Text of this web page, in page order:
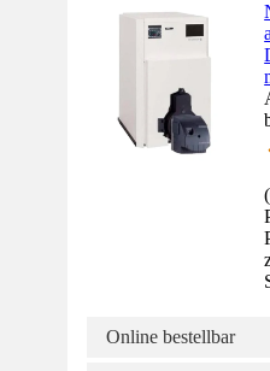
(
Online bestellbar